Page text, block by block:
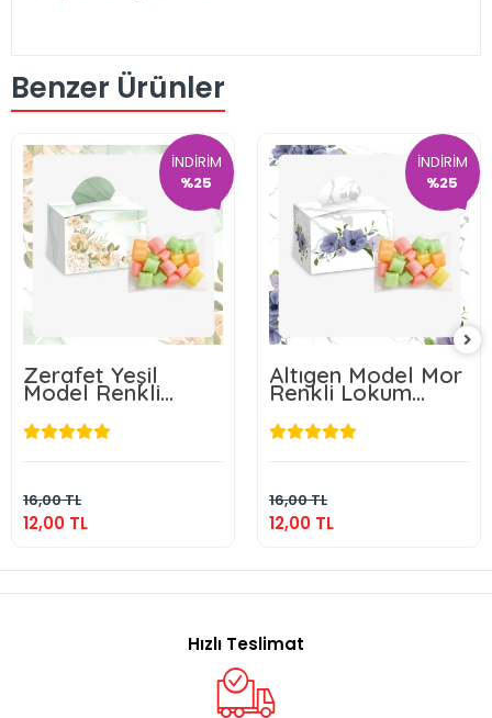
Benzer Ürünler
İNDİRİM
%25
Zerafet Yeşil
Model Renkli
Lokum Kutusu ve
Mevlüt Şekeri
16,00 TL
12,00 TL
12,00 TL
İNDİRİM
%25
Altıgen Model Mor
Renkli Lokum
Kutusu ve Mevlüt
Şekeri
16,00 TL
12,00 TL
12,00 TL
Hızlı Teslimat